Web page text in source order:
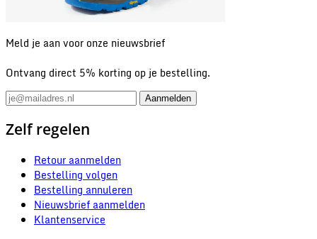
Meld je aan voor onze nieuwsbrief
Ontvang direct 5% korting op je bestelling.
Zelf regelen
Retour aanmelden
Bestelling volgen
Bestelling annuleren
Nieuwsbrief aanmelden
Klantenservice